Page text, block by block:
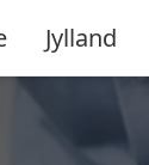
Jylland